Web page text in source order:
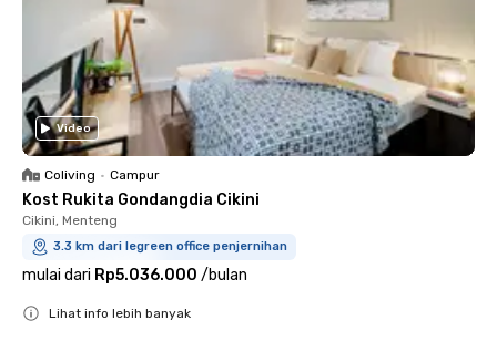
Video
Coliving • Campur
Kost Rukita Gondangdia Cikini
Cikini, Menteng
3.3 km dari legreen office penjernihan
mulai dari Rp5.036.000 /bulan
Lihat info lebih banyak